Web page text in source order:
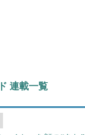
連載一覧